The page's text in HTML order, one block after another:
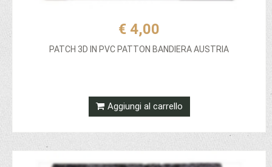
€ 4,00
PATCH 3D IN PVC PATTON BANDIERA AUSTRIA
Aggiungi al carrello